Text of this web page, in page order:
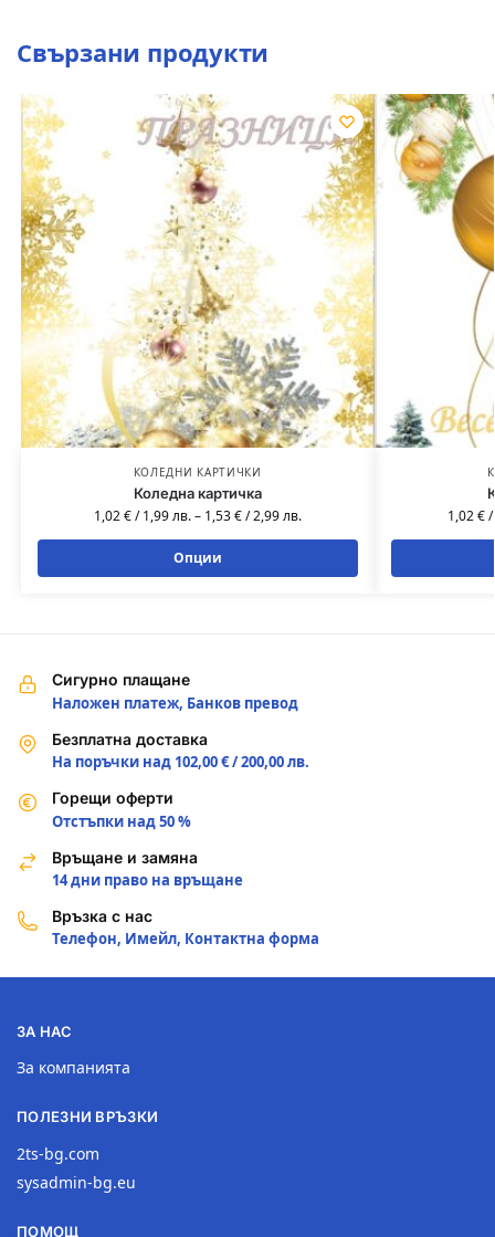
Свързани продукти
КОЛЕДНИ КАРТИЧКИ
Коледна картичка
1,02€/1,99лв.– 1,53€/2,99лв.
Опции
1,02€/
Сигурно плащане
Наложен платеж, Банков превод
Безплатна доставка
На поръчки над 102,00 € / 200,00 лв.
Горещи оферти
Отстъпки над 50 %
Връщане и замяна
14 дни право на връщане
Връзка с нас
Телефон, Имейл, Контактна форма
ЗА НАС
За компанията
ПОЛЕЗНИ ВРЪЗКИ
2ts-bg.com
sysadmin-bg.eu
ПОМОЩ